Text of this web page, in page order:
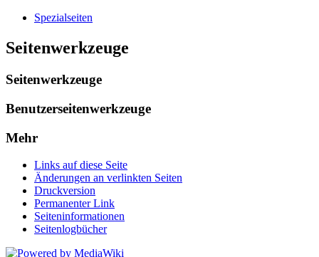
Spezialseiten
Seitenwerkzeuge
Seitenwerkzeuge
Benutzerseitenwerkzeuge
Mehr
Links auf diese Seite
Änderungen an verlinkten Seiten
Druckversion
Permanenter Link
Seiten­informationen
Seitenlogbücher